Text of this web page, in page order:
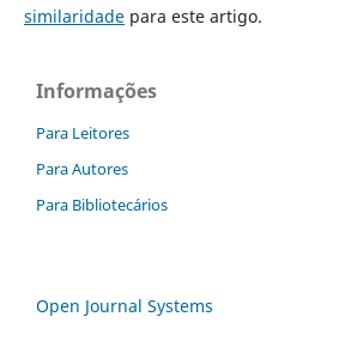
similaridadepara este artigo.
Informações
Para Leitores
Para Autores
Para Bibliotecários
Open Journal Systems